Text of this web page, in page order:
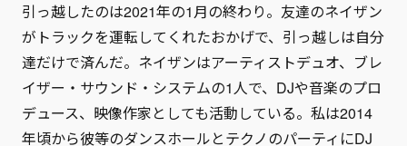
引っ越したのは2021年の1月の終わり。友達のネイザン
がトラックを運転してくれたおかげで、引っ越しは自分
達だけで済んだ。ネイザンはアーティストデュオ、ブレ
イザー・サウンド・システムの1人で、DJや音楽のプロ
デュース、映像作家としても活動している。私は2014
年頃から彼等のダンスホールとテクノのパーティにDJ